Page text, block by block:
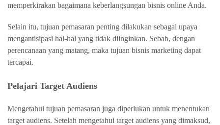
memperkirakan bagaimana keberlangsungan bisnis online Anda.
Selain itu, tujuan pemasaran penting dilakukan sebagai upaya
mengantisipasi hal-hal yang tidak diinginkan. Sebab, dengan
perencanaan yang matang, maka tujuan bisnis marketing dapat
tercapai.
Pelajari Target Audiens
Mengetahui tujuan pemasaran juga diperlukan untuk menentukan
target audiens. Setelah mengetahui target audiens yang dimaksud,